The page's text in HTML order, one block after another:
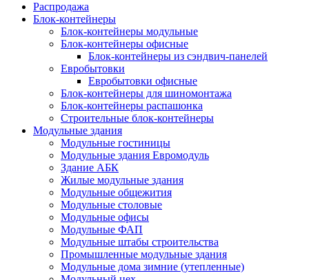
Распродажа
Блок-контейнеры
Блок-контейнеры модульные
Блок-контейнеры офисные
Блок-контейнеры из сэндвич-панелей
Евробытовки
Евробытовки офисные
Блок-контейнеры для шиномонтажа
Блок-контейнеры распашонка
Строительные блок-контейнеры
Модульные здания
Модульные гостиницы
Модульные здания Евромодуль
Здание АБК
Жилые модульные здания
Модульные общежития
Модульные столовые
Модульные офисы
Модульные ФАП
Модульные штабы строительства
Промышленные модульные здания
Модульные дома зимние (утепленные)